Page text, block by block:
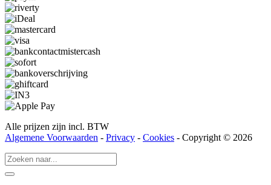
Alle prijzen zijn incl. BTW
Algemene Voorwaarden - Privacy - Cookies - Copyright © 2026